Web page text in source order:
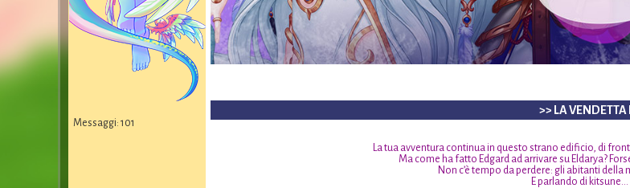
Messaggi: 101
>> LA VENDETTA
La tua avventura continua in questo strano edificio, di
Ma come ha fatto Edgard ad arrivare su Eldarya?
Non c’è tempo da perdere: gli abitanti della
E parlando di kitsune…